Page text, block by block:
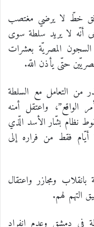
وفق خطّ لا يرضي مغتصب
أنّه لا يريد سلطة سوى
المصريّة بعشرات
حتّى يأذن اللّه.
من التعامل مع السلطة
الواقع”، واعتقل أمنه
نظام بشّار الأسد الّذي
فقط من فراره إلى
ومجازر واعتقال
التهم لهم.
في دمشق وعدم انفراد